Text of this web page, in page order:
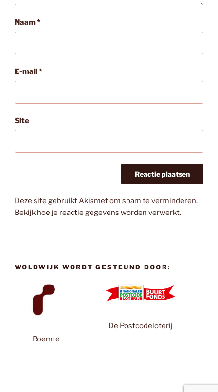
Naam*
E-mail*
Site
Deze site gebruikt Akismet om spam te verminderen.
Bekijk hoe je reactie gegevens worden verwerkt.
WOLDWIJK WORDT GESTEUND DOOR:
Roemte
De Postcodeloterij